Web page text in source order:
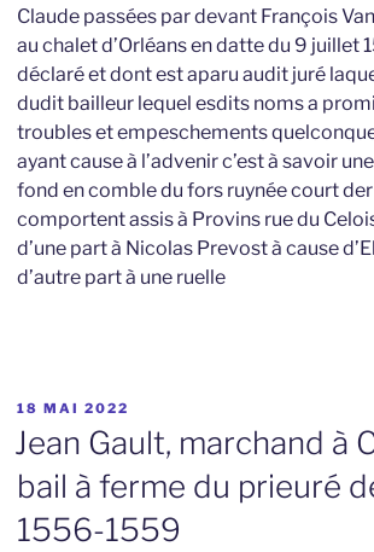
Claude passées par devant François
au chalet d’Orléans en datte du 9 juillet
déclaré et dont est aparu audit juré
dudit bailleur lequel esdits noms a
troubles et empeschements
ayant cause à l’advenir c’est à savoir
fond en comble du fors ruynée court
comportent assis à Provins rue du
d’une part à Nicolas Prevost à cause
d’autre part à une ruelle
PUBLIÉ
LE
18 MAI 2022
Jean Gault, marchand à
bail à ferme du prieuré
1556-1559